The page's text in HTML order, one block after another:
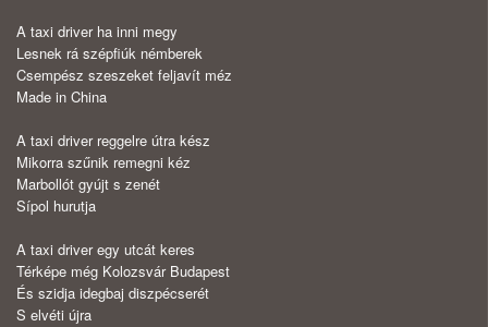
A taxi driver ha inni megy
Lesnek rá szépfiúk némberek
Csempész szeszeket feljavít méz
Made in China
A taxi driver reggelre útra kész
Mikorra szűnik remegni kéz
Marbollót gyújt s zenét
Sípol hurutja
A taxi driver egy utcát keres
Térképe még Kolozsvár Budapest
És szidja idegbaj diszpécserét
S elvéti újra